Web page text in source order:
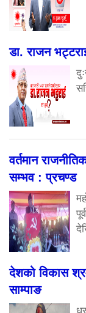
डा. राजन
वर्तमान
सम्भव : प्रचण्ड
देशको विकास
साम्पाङ